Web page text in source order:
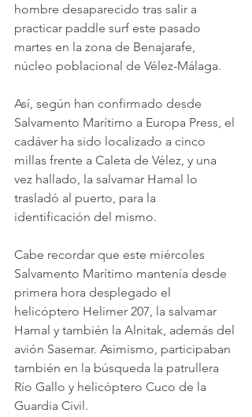
hombre desaparecido tras salir a
practicar paddle surf este pasado
martes en la zona de Benajarafe,
núcleo poblacional de Vélez-Málaga.
Así, según han confirmado desde
Salvamento Marítimo a Europa Press, el
cadáver ha sido localizado a cinco
millas frente a Caleta de Vélez, y una
vez hallado, la salvamar Hamal lo
trasladó al puerto, para la
identificación del mismo.
Cabe recordar que este miércoles
Salvamento Marítimo mantenía desde
primera hora desplegado el
helicóptero Helimer 207, la salvamar
Hamal y también la Alnitak, además del
avión Sasemar. Asimismo, participaban
también en la búsqueda la patrullera
Río Gallo y helicóptero Cuco de la
Guardia Civil.